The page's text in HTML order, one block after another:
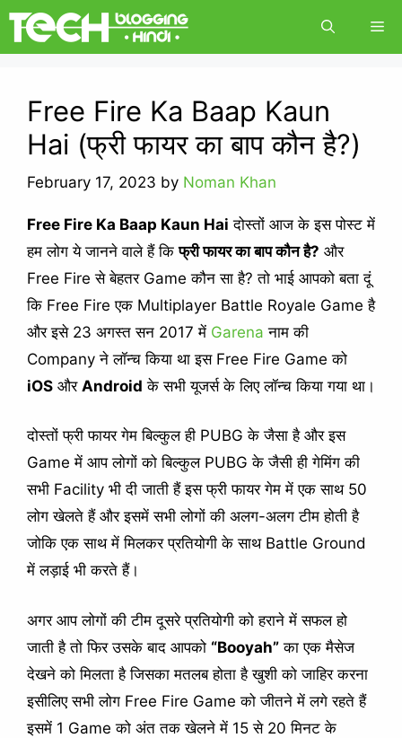
Skip
Free Fire Ka Baap Kaun
Hai (फ्री फायर का बाप कौन है?)
February 17, 2023 by Noman Khan
Free Fire Ka Baap Kaun Hai दोस्तों आज के इस पोस्ट में
हम लोग ये जानने वाले हैं किफ्री फायर का बाप कौन है? और
Free Fire से बेहतर Game कौन सा है? तो भाई आपको बता दूं
कि Free Fire एक Multiplayer Battle Royale Game है
और इसे 23 अगस्त सन 2017 में Garena नाम की
Company ने लॉन्च किया था इस Free Fire Game को
iOS और Android के सभी यूजर्स के लिए लॉन्च किया गया था।
दोस्तों फ्री फायर गेम बिल्कुल ही PUBG के जैसा है और इस
Game में आप लोगों को बिल्कुल PUBG के जैसी ही गेमिंग की
सभी Facility भी दी जाती हैं इस फ्री फायर गेम में एक साथ 50
लोग खेलते हैं और इसमें सभी लोगों की अलग-अलग टीम होती है
जोकि एक साथ में मिलकर प्रतियोगी के साथ Battle Ground
में लड़ाई भी करते हैं।
अगर आप लोगों की टीम दूसरे प्रतियोगी को हराने में सफल हो
जाती है तो फिर उसके बाद आपको “Booyah” का एक मैसेज
देखने को मिलता है जिसका मतलब होता है खुशी को जाहिर करना
इसीलिए सभी लोग Free Fire Game को जीतने में लगे रहते हैं
इसमें 1 Game को अंत तक खेलने में 15 से 20 मिनट के